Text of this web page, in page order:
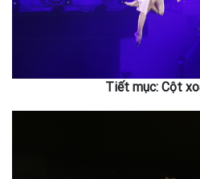
Tiết mục: Cột